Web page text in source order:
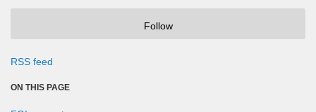
Follow
RSS feed
ON THIS PAGE